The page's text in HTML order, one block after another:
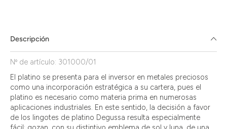
die
Zustimmung
aktivieren.
Descripción
Nº de artículo: 301000/01
El platino se presenta para el inversor en metales preciosos
como una incorporación estratégica a su cartera, pues el
platino es necesario como materia prima en numerosas
aplicaciones industriales. En este sentido, la decisión a favor
de los lingotes de platino Degussa resulta especialmente